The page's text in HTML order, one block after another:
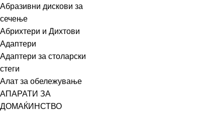
Абразивни дискови за
сечење
Абрихтери и Дихтови
Адаптери
Адаптери за столарски
стеги
Алат за обележување
АПАРАТИ ЗА
ДОМАЌИНСТВО